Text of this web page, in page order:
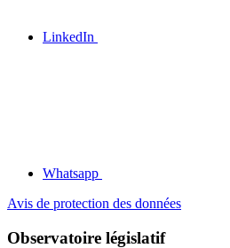
LinkedIn
Whatsapp
Avis de protection des données
Observatoire législatif